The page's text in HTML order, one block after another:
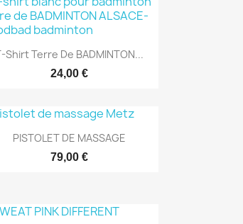
Aperçu rapide
Shirt Terre De BADMINTON...
24,00 €
Aperçu rapide
PISTOLET DE MASSAGE
79,00 €